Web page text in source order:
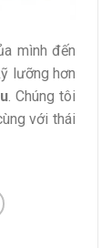
mình đến
lưỡng hơn
. Chúng tôi
với thái